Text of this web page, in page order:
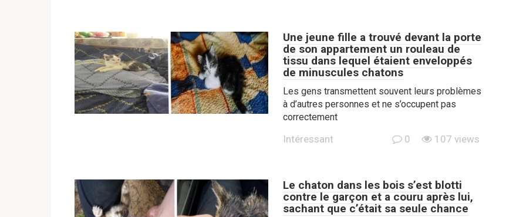
Une jeune fille a trouvé devant la porte
de son appartement un rouleau de
tissu dans lequel étaient enveloppés
de minuscules chatons
Les gens transmettent souvent leurs problèmes
à d’autres personnes et ne s’occupent pas
correctement
Intéressant 0 107 views
Le chaton dans les bois s’est blotti
contre le garçon et a couru après lui,
sachant que c’était sa seule chance